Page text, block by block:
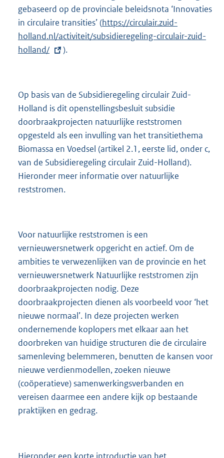
gebaseerd op de provinciale beleidsnota ‘Innovaties
in circulaire transities’ (E
x
n
e
i
https://circulair.zuid-
holland.nl/activiteit/subsidieregeling-circulair-zuid-
holland/
).
Op basis van de Subsidieregeling circulair Zuid-
Holland is dit openstellingsbesluit subsidie
doorbraakprojecten natuurlijke reststromen
opgesteld als een invulling van het transitiethema
Biomassa en Voedsel (artikel 2.1, eerste lid, onder c,
van de Subsidieregeling circulair Zuid-Holland).
Hieronder meer informatie over natuurlijke
reststromen.
Voor natuurlijke reststromen is een
vernieuwersnetwerk opgericht en actief. Om de
ambities te verwezenlijken van de provincie en het
vernieuwersnetwerk Natuurlijke reststromen zijn
doorbraakprojecten nodig. Deze
doorbraakprojecten dienen als voorbeeld voor ‘het
nieuwe normaal’. In deze projecten werken
ondernemende koplopers met elkaar aan het
doorbreken van huidige structuren die de circulaire
samenleving belemmeren, benutten de kansen voor
nieuwe verdienmodellen, zoeken nieuwe
(coöperatieve) samenwerkingsverbanden en
vereisen daarmee een andere kijk op bestaande
praktijken en gedrag.
Hieronder een korte introductie van het